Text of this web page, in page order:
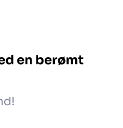
en berømt